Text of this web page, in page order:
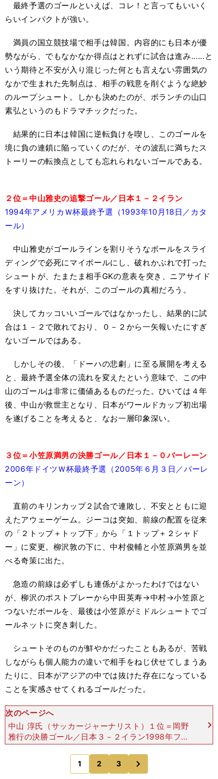
最終予選のゴールといえば、コレ！と言ってもいいく
らいインパクトが強い。
満員の国立競技場で相手は韓国。内容的にも日本が優
勢ながら、でもなかなか得点はとれずに試合は進み......と
いう期待と不安が入り混じった何とも言えない雰囲気の
なかで生まれた先制点は、相手の戦意を削ぐような絶妙
のループシュート。しかも決めたのが、ボランチの山口
素弘というのもドラマチックだった。
結果的に日本は韓国に逆転負けを喫し、このゴールを
境に負の連鎖に陥っていくのだが、その波乱に満ちたス
トーリーの転換点としても忘れられないゴールである。
２位＝中山雅史の追撃ゴール／日本１－２イラン
1994年アメリカＷ杯最終予選（1993年10月18日／カタ
ール）
中山雅史がゴールラインを割りそうなボールをスライ
ディングで必死にマイボールにし、破れかぶれで打った
シュートが、たまたま相手GKの意表を突き、ニアサイド
をすり抜けた。それが、このゴールの真相だろう。
決してカッコいいゴールではなかったし、結果的に試
合は１－２で敗れており、０－２から一矢報いたにすぎ
ないゴールではある。
しかしその後、「ドーハの悲劇」に至る展開を考える
と、最終予選全体の流れを変えたという意味で、この中
山のゴールは非常に価値あるものだった。ひいては４年
後、中山が救世主となり、日本がワールドカップ初出場
を遂げることを考えると、なお一層印象深い。
３位＝小笠原満男の決勝ゴール／日本１－０バーレーン
2006年ドイツＷ杯最終予選（2005年６月３日／バーレ
ーン）
直前のキリンカップ２試合で連敗し、不安とともに迎
えたアウェーゲーム。ジーコは突如、前線の配置を従来
の「２トップ＋トップ下」から「１トップ＋２シャド
ー」に変更。柳沢敦の下に、中村俊輔と小笠原満男を並
べる奇策に出た。
急造の前線は必ずしも連係がよかったわけではない
が、柳沢のポストプレーから中田英寿→中村→小笠原と
つないだボールを、最後は小笠原がミドルシュートでゴ
ールネットに突き刺した。
シュートそのものが鮮やかだったこともあるが、苦戦
しながらも個人能力の違いで相手をねじ伏せてしまうあ
たりに、日本がアジアの中では抜けた存在になっている
ことを実感させてくれるゴールだった。
次のページへ
中山 淳氏（サッカージャーナリスト）１位＝岡野
雅行の決勝ゴール／日本３－２イラン1998年フラ
ンスＷ杯最終予選（1997年11月16日／マレーシ
ア） Ｗ杯アジア最終予選ベストゴールは、「ジョ
ホール
1 2 3
のページへ